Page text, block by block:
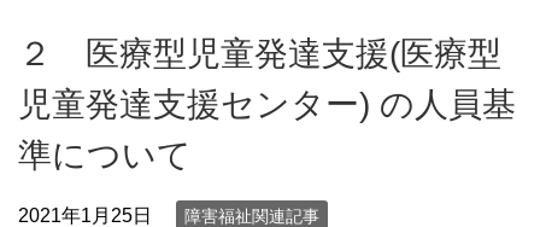
２ 医療型児童発達支援(医療型
児童発達支援センター) の人員基
準について
2021年1月25日 障害福祉関連記事